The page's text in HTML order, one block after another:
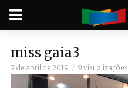
miss gaia3
7 de abril de 2019 9 visualizações